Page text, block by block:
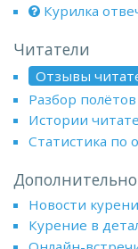
Курилка
Читатели
Отзывы
Разбор полётов
Истории
Статистика по
Дополнительно
Новости
Курение в